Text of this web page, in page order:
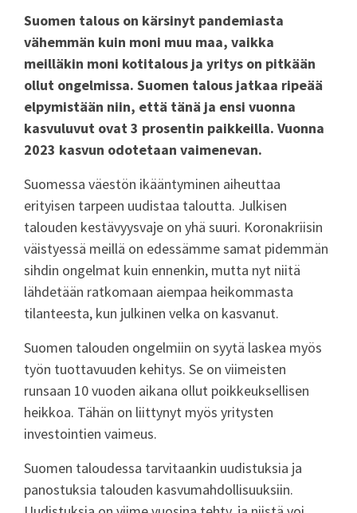
Suomen talous on kärsinyt pandemiasta
vähemmän kuin moni muu maa, vaikka
meilläkin moni kotitalous ja yritys on pitkään
ollut ongelmissa. Suomen talous jatkaa ripeää
elpymistään niin, että tänä ja ensi vuonna
kasvuluvut ovat 3 prosentin paikkeilla. Vuonna
2023 kasvun odotetaan vaimenevan.
Suomessa väestön ikääntyminen aiheuttaa
erityisen tarpeen uudistaa taloutta. Julkisen
talouden kestävyysvaje on yhä suuri. Koronakriisin
väistyessä meillä on edessämme samat pidemmän
sihdin ongelmat kuin ennenkin, mutta nyt niitä
lähdetään ratkomaan aiempaa heikommasta
tilanteesta, kun julkinen velka on kasvanut.
Suomen talouden ongelmiin on syytä laskea myös
työn tuottavuuden kehitys. Se on viimeisten
runsaan 10 vuoden aikana ollut poikkeuksellisen
heikkoa. Tähän on liittynyt myös yritysten
investointien vaimeus.
Suomen taloudessa tarvitaankin uudistuksia ja
panostuksia talouden kasvumahdollisuuksiin.